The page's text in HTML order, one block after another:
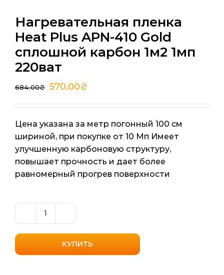
Нагревательная пленка
Heat Plus APN-410 Gold
сплошной карбон 1м2 1мп
220ват
684.00₴ 570.00₴
Цена указана за метр погонный 100 см
шириной, при покупке от 10 Мп Имеет
улучшенную карбоновую структуру,
повышает прочность и дает более
равномерный прогрев поверхности
Количество
товара
Нагревательная
пленка
КУПИТЬ